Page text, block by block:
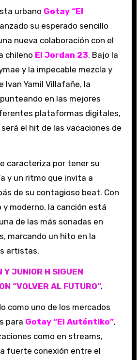
urbano Gotay “El
su esperado sencillo
nueva colaboración con el
chileno El Jordan 23. Bajo la
y la impecable mezcla y
Ivan Yamil Villafañe, la
en las mejores
plataformas digitales,
el hit de las vacaciones de
caracteriza por tener su
y un ritmo que invita a
de su contagioso beat. Con
y moderno, la canción está
de las más sonadas en
marcando un hito en la
artistas.
Y JUNIOR H SIGUEN
“VOLVER AL FUTURO”.
como uno de los mercados
para Gotay “El Auténtiko”,
como en streams,
fuerte conexión entre el